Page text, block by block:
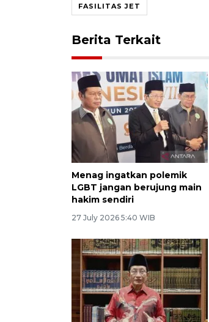
FASILITAS JET
Berita Terkait
Menag ingatkan polemik
LGBT jangan berujung main
hakim sendiri
27 July 2026 5:40 WIB